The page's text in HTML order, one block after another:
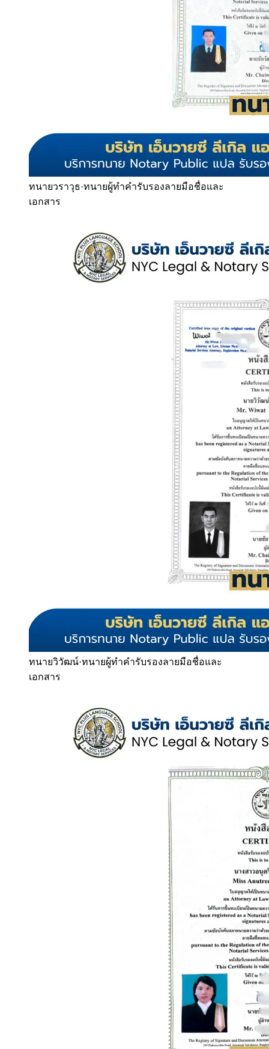
ทนายวราวุธ·ทนายผู้ทำคำรับรองลายมือชื่อและ
เอกสาร
ทนายวิวัฒน์·ทนายผู้ทำคำรับรองลายมือชื่อและ
เอกสาร